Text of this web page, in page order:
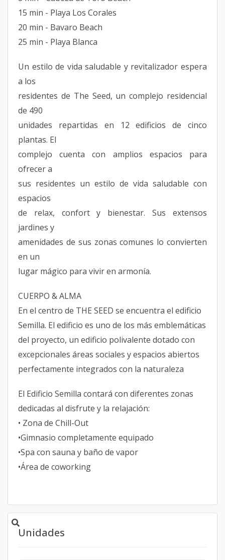
15 min - Playa Los Corales
20 min - Bavaro Beach
25 min - Playa Blanca
Un estilo de vida saludable y revitalizador espera
a los
residentes de The Seed, un complejo residencial
de 490
unidades repartidas en 12 edificios de cinco
plantas. El
complejo cuenta con amplios espacios para
ofrecer a
sus residentes un estilo de vida saludable con
espacios
de relax, confort y bienestar. Sus extensos
jardines y
amenidades de sus zonas comunes lo convierten
en un
lugar mágico para vivir en armonía.
CUERPO & ALMA
En el centro de THE SEED se encuentra el edificio
Semilla. El edificio es uno de los más emblemáticas
del proyecto, un edificio polivalente dotado con
excepcionales áreas sociales y espacios abiertos
perfectamente integrados con la naturaleza
El Edificio Semilla contará con diferentes zonas
dedicadas al disfrute y la relajación:
• Zona de Chill-Out
•Gimnasio completamente equipado
•Spa con sauna y baño de vapor
•Área de coworking
Unidades